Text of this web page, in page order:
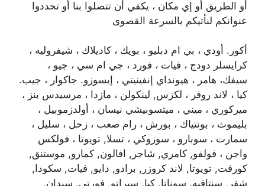
أو الطريق أو إي مكان ، يكفي أن تتصلوا بنا أو تحددوا
عنوانكم لنأتيكم بالسرعة القصوى
أكور. أودي ، بي ام دبليو ، بويك ، كاديلاك ، شيفروليه ،
كرايسلر دودج ، فيات ، فورد ، جي ام سي ، جيو ،
سيفك، هامر ، هيونداي إنفينيتي ، إيسوزو. جاكوار ، جيب.
كيا ، لاند روفر ، لكزس, لينكولن ، مازدا ، مرسيدس بنز ،
ميركوري ، ميني ، ميتسوبيشي نيسان ، أولدزموبيل ،
بليموث ، بونتياك ، بورش ، رام صعب ، زحل ، سليل ،
سمارت ، سوبارو ، سوزوكي ، تسلا, تويوتا ، فولكس
واجن ، فولفو, كامري, شاجر, افالون, كمارو, موستنق,
كورفت, تويوتا, لاند كروزر, برادو, دايو, فيات, سكودا,
شفر, سنتافيه, سوناتا, كيا, سيراتو, فورتي, سيدان,